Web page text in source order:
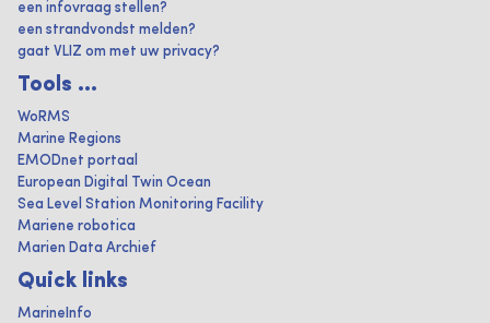
een infovraag stellen?
een strandvondst melden?
gaat VLIZ om met uw privacy?
Tools ...
WoRMS
Marine Regions
EMODnet portaal
European Digital Twin Ocean
Sea Level Station Monitoring Facility
Mariene robotica
Marien Data Archief
Quick links
MarineInfo